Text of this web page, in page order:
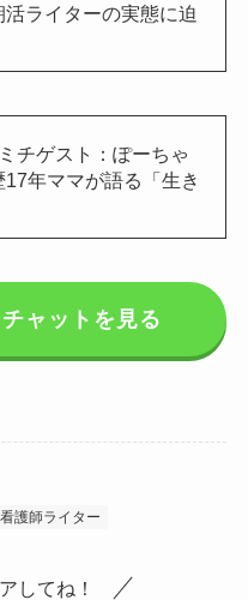
活ライターの実態に迫
チゲスト：ぽーちゃ
17年ママが語る「生き
ャットを見る
看護師ライター
してね！